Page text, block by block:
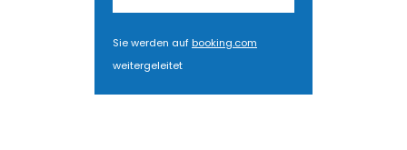
Sie werden aufbooking.com
weitergeleitet